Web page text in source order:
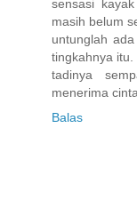
sensasi
masih belum
untunglah
tingkahnya
tadinya
menerima
Balas